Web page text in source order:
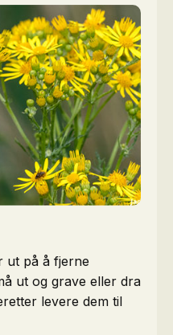
ut på å fjerne
ut og grave eller dra
levere dem til